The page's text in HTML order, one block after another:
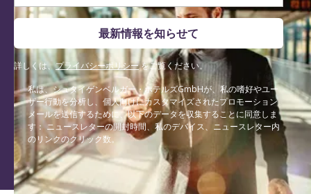
最新情報を知らせて
詳しくは、プライバシーポリシーをご覧ください。
私は、シュタイゲンベルガー・ホテルズGmbHが、私の嗜好やユー
ザー行動を分析し、個人向けにカスタマイズされたプロモーション
メールを送信するために、以下のデータを収集することに同意しま
す： ニュースレターの開封時間、私のデバイス、ニュースレター内
のリンクのクリック数。